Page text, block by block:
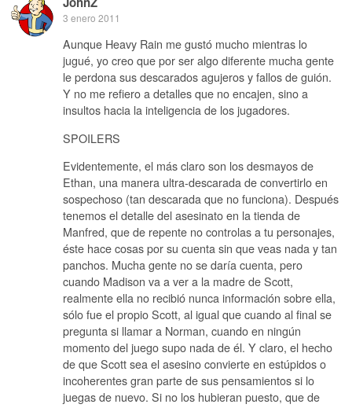
3 enero 2011
Aunque Heavy Rain me gustó mucho mientras lo
jugué, yo creo que por ser algo diferente mucha gente
le perdona sus descarados agujeros y fallos de guión.
Y no me refiero a detalles que no encajen, sino a
insultos hacia la inteligencia de los jugadores.
SPOILERS
Evidentemente, el más claro son los desmayos de
Ethan, una manera ultra-descarada de convertirlo en
sospechoso (tan descarada que no funciona). Después
tenemos el detalle del asesinato en la tienda de
Manfred, que de repente no controlas a tu personajes,
éste hace cosas por su cuenta sin que veas nada y tan
panchos. Mucha gente no se daría cuenta, pero
cuando Madison va a ver a la madre de Scott,
realmente ella no recibió nunca información sobre ella,
sólo fue el propio Scott, al igual que cuando al final se
pregunta si llamar a Norman, cuando en ningún
momento del juego supo nada de él. Y claro, el hecho
de que Scott sea el asesino convierte en estúpidos o
incoherentes gran parte de sus pensamientos si lo
juegas de nuevo. Si no los hubieran puesto, que de